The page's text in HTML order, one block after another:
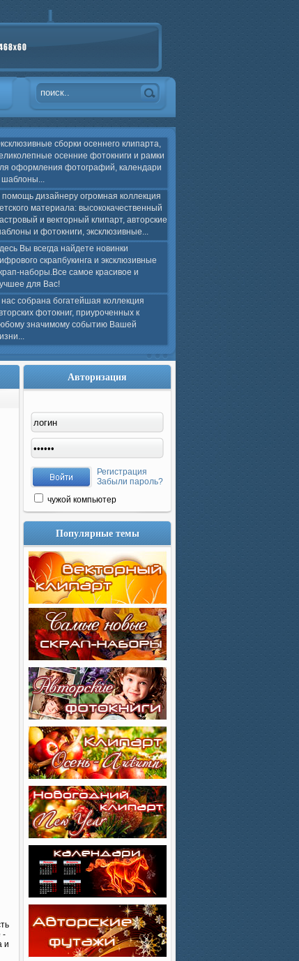
сборки осеннего клипарта,
осенние фотокниги и рамки
оформления фотографий, календари
шаблоны...
помощь дизайнеру огромная коллекция
материала: высококачественный
и векторный клипарт, авторские
и фотокниги, эксклюзивные...
Вы всегда найдете новинки
скрапбукинга и эксклюзивные
наборы.Все самое красивое и
для Вас!
собрана богатейшая коллекция
фотокниг, приуроченных к
значимому событию Вашей
-
и
Авторизация
Регистрация
Забыли пароль?
чужой компьютер
Популярные темы